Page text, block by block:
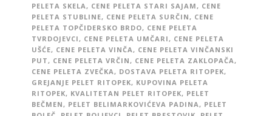
PELETA SKELA , CENE PELETA STARI SAJAM , CENE
PELETA STUBLINE, CENE PELETA SURČIN , CENE
PELETA TOPČIDERSKO BRDO, CENE PELETA
TVRDOJEVCI , CENE PELETA UMČARI , CENE PELETA
UŠĆE, CENE PELETA VINČA , CENE PELETA VINČANSKI
PUT , CENE PELETA VRČIN , CENE PELETA ZAKLOPAČA ,
CENE PELETA ZVEČKA , DOSTAVA PELETA RITOPEK,
GREJANJE PELET RITOPEK, KUPOVINA PELETA
RITOPEK, KVALITETAN PELET RITOPEK, PELET
BEČMEN , PELET BELIMARKOVIĆEVA PADINA , PELET